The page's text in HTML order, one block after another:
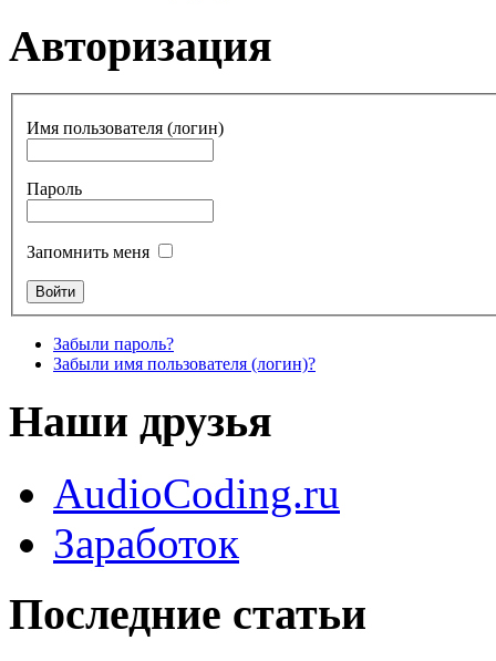
Авторизация
Имя пользователя (логин)
Пароль
Запомнить меня
Забыли пароль?
Забыли имя пользователя (логин)?
Наши друзья
AudioCoding.ru
Заработок
Последние статьи